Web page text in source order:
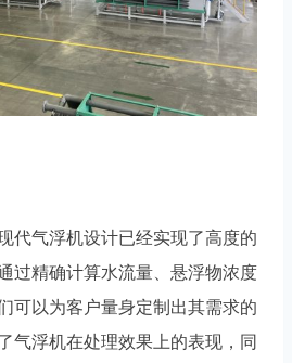
气浮机设计已经实现了高度的
过精确计算水流量、悬浮物浓度
可以为客户量身定制出其需求的
气浮机在处理效果上的表现，同